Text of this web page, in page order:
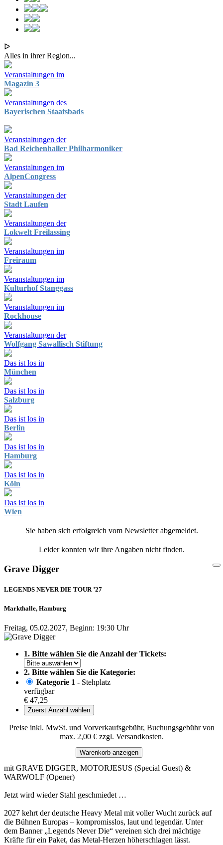
ᐅ
Alles in ihrer Region...
Veranstaltungen im
Magazin 3
Veranstaltungen des
Bayerischen Staatsbads
Veranstaltungen der
Bad Reichenhaller Philharmoniker
Veranstaltungen im
AlpenCongress
Veranstaltungen der
Stadt Laufen
Veranstaltungen der
Lokwelt Freilassing
Veranstaltungen im
Freiraum
Veranstaltungen im
Kulturhof Stanggass
Veranstaltungen im
Rockhouse
Veranstaltungen der
Wolfgang Sawallisch Stiftung
Das ist los in
München
Das ist los in
Salzburg
Das ist los in
Berlin
Das ist los in
Hamburg
Das ist los in
Köln
Das ist los in
Wien
Sie haben sich erfolgreich vom Newsletter abgemeldet.
Leider konnten wir ihre Angaben nicht finden.
Grave Digger
LEGENDS NEVER DIE TOUR ’27
Markthalle, Hamburg
Freitag, 05.02.2027, Beginn: 19:30 Uhr
1. Bitte wählen Sie die Anzahl der Tickets:
2. Bitte wählen Sie die Kategorie:
Kategorie 1 - Stehplatz
verfügbar
€ 47,25
Zuerst Anzahl wählen
Preise inkl. MwSt. und Vorverkaufsgebühr, Buchungsgebühr von
max. 2,00 € zzgl. Versandkosten.
Warenkorb anzeigen
mit GRAVE DIGGER, MOTORJESUS (Special Guest) &
WARWOLF (Opener)
Jetzt wird wieder Stahl geschmiedet …
2027 kehrt der deutsche Heavy Metal mit voller Wucht zurück auf
die Bühnen Europas – kompromisslos, laut und legendär. Unter
dem Banner „Legends Never Die“ vereinen sich drei mächtige
Kräfte für ein Paket, das Metal-Herzen höherschlagen lässt.